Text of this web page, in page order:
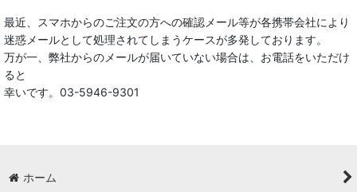
最近、スマホからのご注文の方への確認メール等が各携帯会社により
迷惑メールとして処理されてしまうケースが多発しております。
万が一、弊社からのメールが届いていない場合は、お電話をいただけ
ると
幸いです。03-5946-9301
ホーム